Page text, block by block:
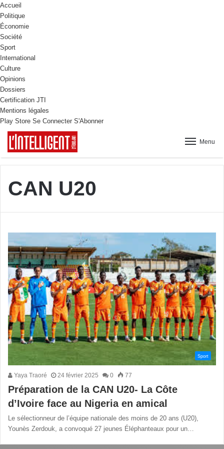
Accueil
Politique
Économie
Société
Sport
International
Culture
Opinions
Dossiers
Certification JTI
Mentions légales
Play Store Se Connecter S'Abonner
Menu
CAN U20
Sport
Yaya Traoré 24 février 2025 0 77
Préparation de la CAN U20- La Côte
d’Ivoire face au Nigeria en amical
Le sélectionneur de l’équipe nationale des moins de 20 ans (U20),
Younès Zerdouk, a convoqué 27 jeunes Éléphanteaux pour un…